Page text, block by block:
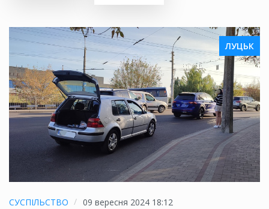
ЛУЦЬК
СУСПІЛЬСТВО
09 вересня 2024 18:12